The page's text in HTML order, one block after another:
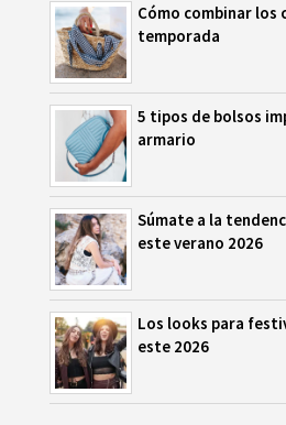
Cómo combinar los
temporada
5 tipos de bolsos
armario
Súmate a la
este verano 2026
Los looks para
este 2026